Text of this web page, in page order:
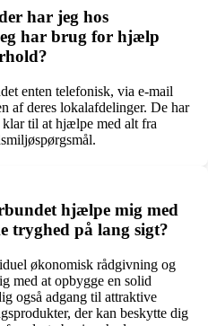
har jeg hos
har brug for hjælp
enten telefonisk, via e-mail
af deres lokalafdelinger. De har
til at hjælpe med alt fra
hjælpe mig med
tryghed på lang sigt?
økonomisk rådgivning og
med at opbygge en solid
også adgang til attraktive
der kan beskytte dig